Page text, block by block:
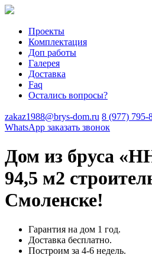
Проекты
Комплектация
Доп работы
Галерея
Доставка
Faq
Остались вопросы?
zakaz1988@brys-dom.ru 8 (977) 795-
WhatsApp заказать звонок
Дом из бруса
94,5 м2
Смоленске!
Гарантия на дом 1 год.
Доставка бесплатно.
Построим за 4-6 недель.